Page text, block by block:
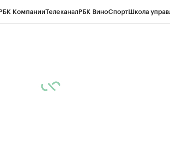
КомпанииТелеканалРБК ВиноСпортШкола